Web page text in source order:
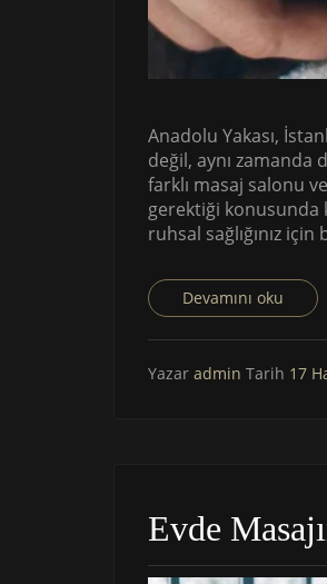
Anadolu Yakası,
değil, aynı
farklı masaj salonu
gerektiği konusunda
ruhsal sağlığınız
Devamını oku
Yazar admin Tarih 17
Evde